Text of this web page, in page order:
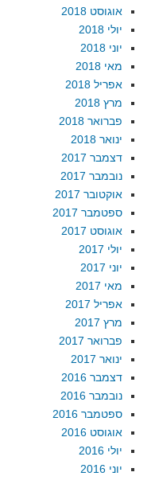
אוגוסט 2018
יולי 2018
יוני 2018
מאי 2018
אפריל 2018
מרץ 2018
פברואר 2018
ינואר 2018
דצמבר 2017
נובמבר 2017
אוקטובר 2017
ספטמבר 2017
אוגוסט 2017
יולי 2017
יוני 2017
מאי 2017
אפריל 2017
מרץ 2017
פברואר 2017
ינואר 2017
דצמבר 2016
נובמבר 2016
ספטמבר 2016
אוגוסט 2016
יולי 2016
יוני 2016